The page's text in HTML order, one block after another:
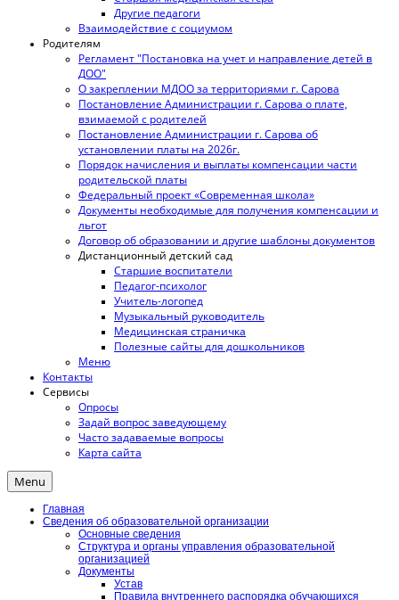
Другие педагоги
Взаимодействие с социумом
Родителям
Регламент "Постановка на учет и направление детей в
ДОО"
О закреплении МДОО за территориями г. Сарова
Постановление Администрации г. Сарова о плате,
взимаемой с родителей
Постановление Администрации г. Сарова об
установлении платы на 2026г.
Порядок начисления и выплаты компенсации части
родительской платы
Федеральный проект «Современная школа»
Документы необходимые для получения компенсации и
льгот
Договор об образовании и другие шаблоны документов
Дистанционный детский сад
Старшие воспитатели
Педагог-психолог
Учитель-логопед
Музыкальный руководитель
Медицинская страничка
Полезные сайты для дошкольников
Меню
Контакты
Сервисы
Опросы
Задай вопрос заведующему
Часто задаваемые вопросы
Карта сайта
Menu
Главная
Сведения об образовательной организации
Основные сведения
Структура и органы управления образовательной
организацией
Документы
Устав
Правила внутреннего распорядка обучающихся